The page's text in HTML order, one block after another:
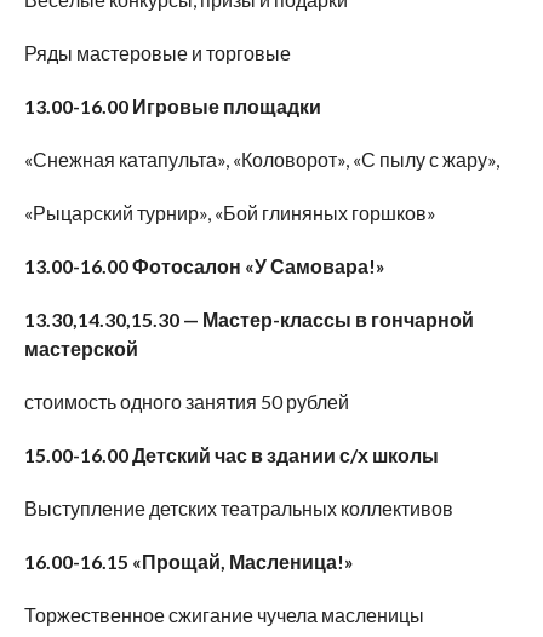
Ряды мастеровые и торговые
13.00-16.00 Игровые площадки
«Снежная катапульта», «Коловорот», «С пылу с жару»,
«Рыцарский турнир», «Бой глиняных горшков»
13.00-16.00 Фотосалон «У Самовара!»
13.30,14.30,15.30 — Мастер-классы в гончарной
мастерской
стоимость одного занятия 50 рублей
15.00-16.00 Детский час в здании с/х школы
Выступление детских театральных коллективов
16.00-16.15 «Прощай, Масленица!»
Торжественное сжигание чучела масленицы